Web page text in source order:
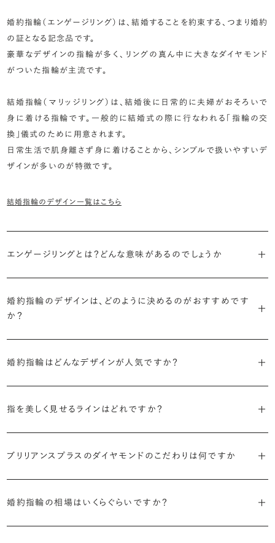
婚約指輪（エンゲージリング）は、結婚することを約束する、つまり婚約
の証となる記念品です。
豪華なデザインの指輪が多く、リングの真ん中に大きなダイヤモンド
がついた指輪が主流です。
結婚指輪（マリッジリング）は、結婚後に日常的に夫婦がおそろいで
身に着ける指輪です。一般的に結婚式の際に行なわれる「指輪の交
換」儀式のために用意されます。
日常生活で肌身離さず身に着けることから、シンプルで扱いやすいデ
ザインが多いのが特徴です。
結婚指輪のデザイン一覧はこちら
エンゲージリングとは？どんな意味があるのでしょうか
リング」は婚約指輪の別名です。
婚約指輪のデザインは、どのように決めるのがおすすめです
か？
す。
流行に左右されないデザインであること、そして年齢を重ねた手にも
・着用シーンを想像して選ぶ
掛かりにくさに配慮されていたり、ダイヤモンドの大きさ自体も控えめ
婚約指輪はどんなデザインが人気ですか？
リリアンスプラスでも不動の人気を誇ります。
主役のダイヤモンドの横に小ぶりなメレダイヤモンドでアクセントを添
指を美しく見せるラインはどれですか？
見えやすいと言われています。
てきます。ぜひ、所要時間30秒のブリリアンスプラスオリジナル診断を
ブリリアンスプラスのダイヤモンドのこだわりは何ですか
種類、品質、価格に至るまで、あらゆる価値観に合う多様なダイヤモン
婚約指輪の相場はいくらぐらいですか？